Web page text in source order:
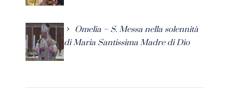
Omelia – S. Messa nella solennità
di Maria Santissima Madre di Dio